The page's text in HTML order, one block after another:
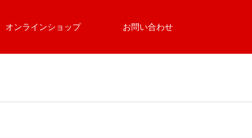
オンラインショップ お問い合わせ